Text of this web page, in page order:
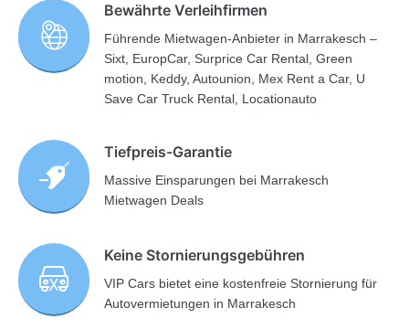
Bewährte Verleihfirmen
Führende Mietwagen-Anbieter in Marrakesch –
Sixt, EuropCar, Surprice Car Rental, Green
motion, Keddy, Autounion, Mex Rent a Car, U
Save Car Truck Rental, Locationauto
Tiefpreis-Garantie
Massive Einsparungen bei Marrakesch
Mietwagen Deals
Keine Stornierungsgebühren
VIP Cars bietet eine kostenfreie Stornierung für
Autovermietungen in Marrakesch